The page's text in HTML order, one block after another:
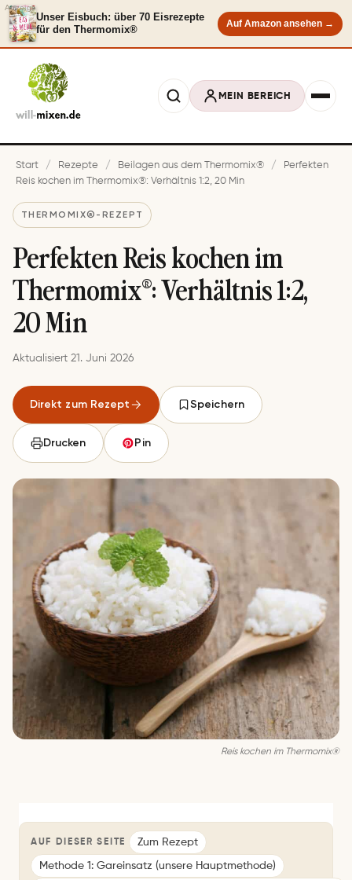
Anzeige
Unser Eisbuch: über 70 Eisrezepte
für den Thermomix®
Auf Amazon ansehen →
MEIN BEREICH
Start / Rezepte / Beilagen aus dem Thermomix® /
Perfekten
Reis kochen im Thermomix®: Verhältnis 1:2, 20 Min
THERMOMIX®-REZEPT
Perfekten Reis kochen im
Thermomix®: Verhältnis 1:2,
20 Min
Aktualisiert 21. Juni 2026
Direkt zum Rezept Speichern
Drucken Pin
Reis kochen im Thermomix®
AUF DIESER SEITE Zum Rezept
Methode 1: Gareinsatz (unsere Hauptmethode)